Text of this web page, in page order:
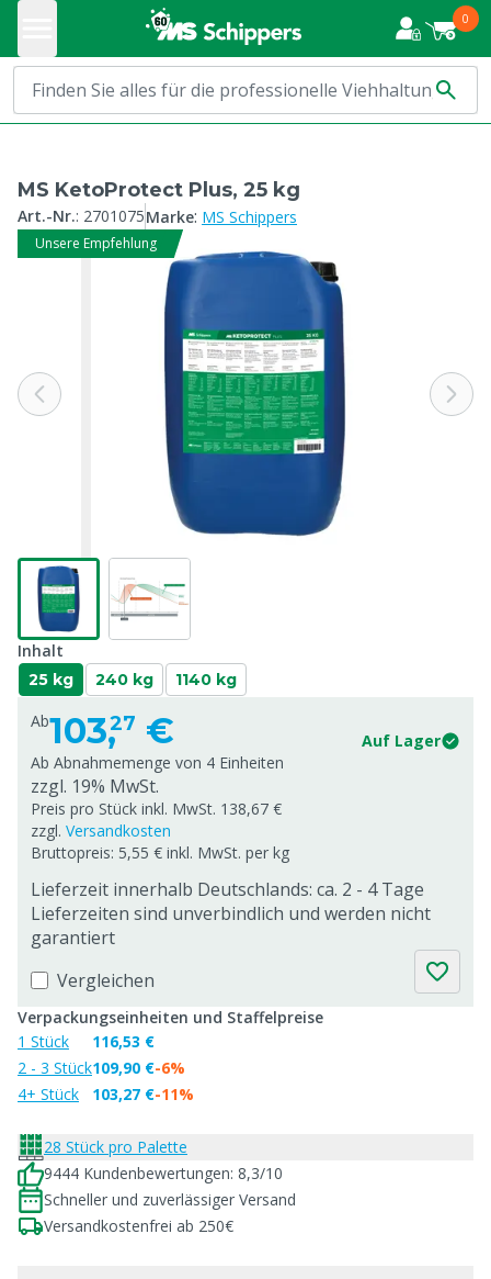
0
MS KetoProtect Plus, 25 kg
Art.-Nr.: 2701075Marke: MS Schippers
Unsere Empfehlung
Inhalt
25 kg 240 kg 1140 kg
Ab103,27 €
Auf Lager
Ab Abnahmemenge von 4 Einheiten
zzgl. 19% MwSt.
Preis pro Stück inkl. MwSt. 138,67 €
zzgl. Versandkosten
Bruttopreis: 5,55 € inkl. MwSt. per kg
Lieferzeit innerhalb Deutschlands: ca. 2 - 4 Tage
Lieferzeiten sind unverbindlich und werden nicht
garantiert
Vergleichen
Verpackungseinheiten und Staffelpreise
1 Stück
2 - 3 Stück
4+ Stück
116,53 €
109,90 €
103,27 €
-6%
-11%
28 Stück pro Palette
9444 Kundenbewertungen: 8,3/10
Schneller und zuverlässiger Versand
Versandkostenfrei ab 250€